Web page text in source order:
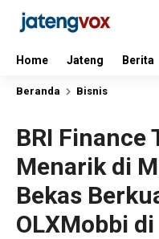
Home Jateng Berita
Beranda Bisnis
BRI Finance
Menarik di
Bekas
OLXMobbi